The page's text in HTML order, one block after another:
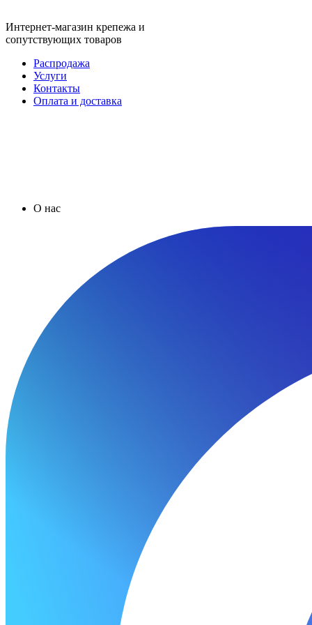
Интернет-магазин крепежа и
сопутствующих товаров
Распродажа
Услуги
Контакты
Оплата и доставка
О нас